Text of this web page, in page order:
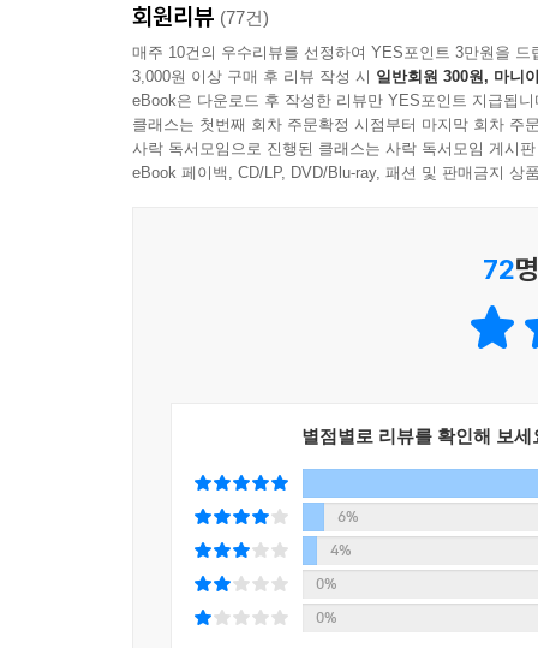
가족과 단절하기로 한 건 본인의 선택 아니냐고,
들도 있다. 이런 추측은 무지에서 나온다. 그런 말
는 사람이 없고 내게 슬퍼할 자격도 없다는 생각
상황이 너무 슬프고 비통한데 주변에서 그런 감정
--- p.76
을 뜬다. 사과할 줄 ‘모르는’ 게 아니라 사과하지
운 가족 안에서 스스로 깨우친 현실을 의심하도
인 생각보다 부정적인 생각을 더 쉽게 믿는 특성
에서 처리된다. 따라서 스스로 판단한 생각이 정
필요하다면 더 광범위한 사회적 관계에 경계선을
이거나 떠나는 건 사람들이 알아서 할 일이다. 이
해로운 가족과는 관계를 끊어도 된다.
여러분의 행복에 계속해서 해가 되는 사람은 그게
화가 나면 화내도 된다. 자신을 챙기고 필요한 것
내 인생은 내가 선택한 방식으로 돌봐도 된다. 나
저자는 이 책에서 건강한 가족과 해로운 가족은
가족이라면 상대에게 “상처를 줬을 때 속상해
언어적·비언어적 수단으로 가족을 위협한다. 결
생존자는 해로운 가족이 자신에게 가한 학대 행
그래서 “학대당하고도 ‘이만하면 학대가 맞다’고
학대 생존자가 겪는 문제는 각각 다르지만, 생존
벗어난 학대 생존자들이 죄책감과 수치심에 시
자기 긍정감이 낮고, 자신의 판단력을 신뢰하지
회원리뷰 (77건)
매주 10건의 우수리뷰를 선정하여 YES포인트 3만원을 드
3,000원 이상 구매 후 리뷰 작성 시 일반회원 300원, 마니
eBook은 다운로드 후 작성한 리뷰만 YES포인트 지급됩니
클래스는 첫번째 회차 주문확정 시점부터 마지막 회차 주
사락 독서모임으로 진행된 클래스는 사락 독서모임 게시
eBook 페이백, CD/LP, DVD/Blu-ray, 패션 및 판매금지 상
72
별점별로 리뷰를 확인해 보세
6%
4%
0%
0%